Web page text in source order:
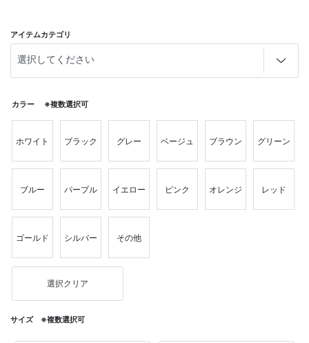
アイテムカテゴリ
カラー ※複数選択可
ホワイト ブラック グレー ベージュ ブラウン グリーン
ブルー パープル イエロー ピンク オレンジ レッド
ゴールド シルバー その他
選択クリア
サイズ ※複数選択可